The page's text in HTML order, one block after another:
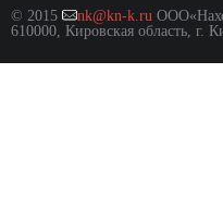
© 2015 nk@kn-k.ru
610000, Кировская область, г.